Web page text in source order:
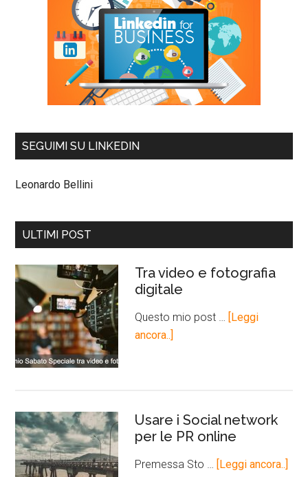
SEGUIMI SU LINKEDIN
Leonardo Bellini
ULTIMI POST
Tra video e fotografia
digitale
Questo mio post … [Leggi
ancora..]
Usare i Social network
per le PR online
Premessa Sto … [Leggi ancora..]